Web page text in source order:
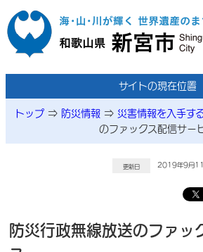
本文へ移動
サイトの現在位置
トップ⇒ 防災情報⇒ 災害情報を入手す
のファックス配信サー
更新日 2019年9月
防災行政無線放送のファッ